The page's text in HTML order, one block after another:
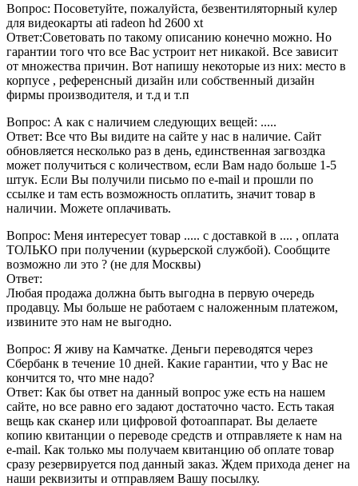
Вопрос: Посоветуйте, пожалуйста, безвентиляторный кулер
для видеокарты ati radeon hd 2600 xt
Ответ:Советовать по такому описанию конечно можно. Но
гарантии того что все Вас устроит нет никакой. Все зависит
от множества причин. Вот напишу некоторые из них: место в
корпусе , референсный дизайн или собственный дизайн
фирмы производителя, и т.д и т.п
Вопрос: А как с наличием следующих вещей: .....
Ответ: Все что Вы видите на сайте у нас в наличие. Сайт
обновляется несколько раз в день, единственная загвоздка
может получиться с количеством, если Вам надо больше 1-5
штук. Если Вы получили письмо по e-mail и прошли по
ссылке и там есть возможность оплатить, значит товар в
наличии. Можете оплачивать.
Вопрос: Меня интересует товар ..... с доставкой в .... , оплата
ТОЛЬКО при получении (курьерской службой). Сообщите
возможно ли это ? (не для Москвы)
Ответ:
Любая продажа должна быть выгодна в первую очередь
продавцу. Мы больше не работаем с наложенным платежом,
извините это нам не выгодно.
Вопрос: Я живу на Камчатке. Деньги переводятся через
Сбербанк в течение 10 дней. Какие гарантии, что у Вас не
кончится то, что мне надо?
Ответ: Как бы ответ на данный вопрос уже есть на нашем
сайте, но все равно его задают достаточно часто. Есть такая
вещь как сканер или цифровой фотоаппарат. Вы делаете
копию квитанции о переводе средств и отправляете к нам на
e-mail. Как только мы получаем квитанцию об оплате товар
сразу резервируется под данный заказ. Ждем прихода денег на
наши реквизиты и отправляем Вашу посылку.